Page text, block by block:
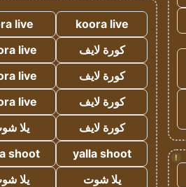
!
koora live
live
كورة لايف
live
كورة لايف
live
كورة لايف
live
كورة لايف
يلا
yalla shoot
shoot
يلا شوت
يلا